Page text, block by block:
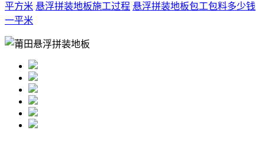
平方米 悬浮拼装地板施工过程 悬浮拼装地板包工包料多少钱
一平米